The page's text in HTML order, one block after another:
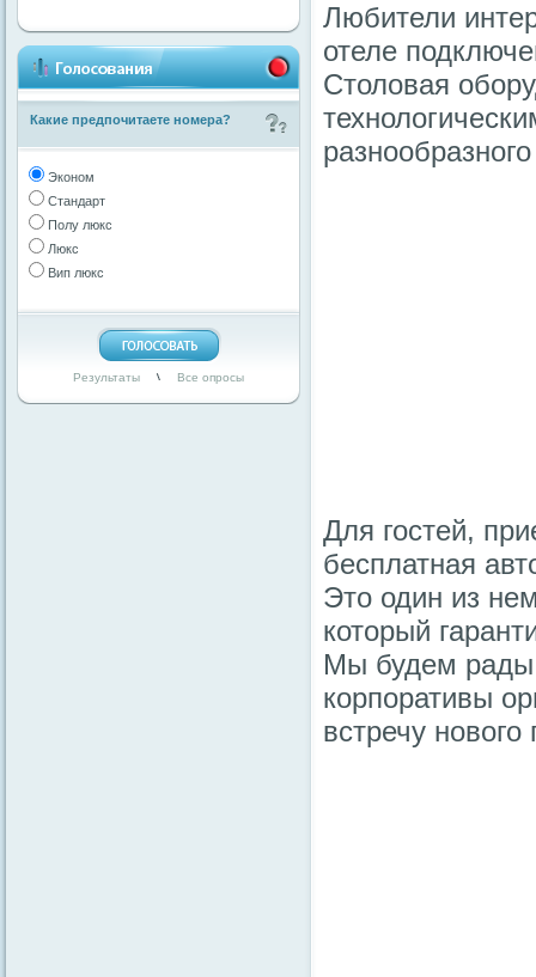
Какие предпочитаете номера?
Эконом
Стандарт
Полу люкс
Люкс
Вип люкс
Результаты Все опросы
Любители
отеле
Столовая
Для гостей,
бесплатная
Это один из
который
Мы будем рады
корпоративы
встречу нового